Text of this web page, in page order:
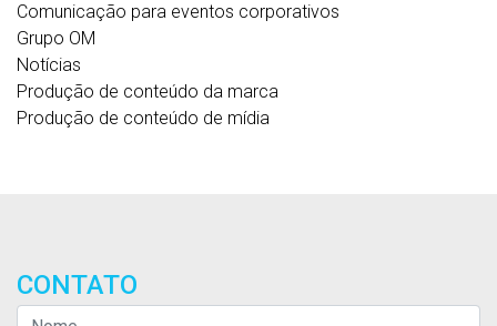
Comunicação para eventos corporativos
Grupo OM
Notícias
Produção de conteúdo da marca
Produção de conteúdo de mídia
CONTATO